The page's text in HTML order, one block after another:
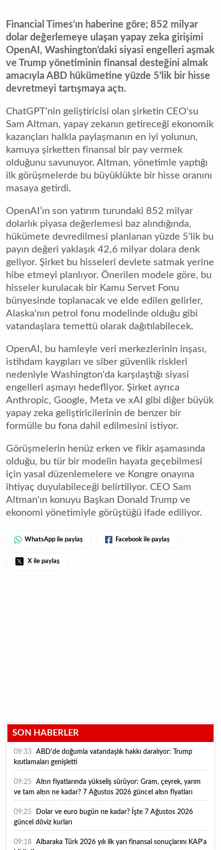
Financial Times'ın haberine göre; 852 milyar
dolar değerlemeye ulaşan yapay zeka girişimi
OpenAI, Washington'daki siyasi engelleri aşmak
ve Trump yönetiminin finansal desteğini almak
amacıyla ABD hükümetine yüzde 5'lik bir hisse
devretmeyi tartışmaya açtı.
ChatGPT'nin geliştiricisi olan şirketin CEO'su
Sam Altman, yapay zekanın getireceği ekonomik
kazançları halkla paylaşmanın en iyi yolunun,
kamuya şirketten finansal bir pay vermek
olduğunu savunuyor. Altman, yönetimle yaptığı
ilk görüşmelerde bu büyüklükte bir hisse oranını
masaya getirdi.
OpenAI’ın son yatırım turundaki 852 milyar
dolarlık piyasa değerlemesi baz alındığında,
hükümete devredilmesi planlanan yüzde 5'lik bu
payın değeri yaklaşık 42,6 milyar dolara denk
geliyor. Şirket bu hisseleri devlete satmak yerine
hibe etmeyi planlıyor. Önerilen modele göre, bu
hisseler kurulacak bir Kamu Servet Fonu
bünyesinde toplanacak ve elde edilen gelirler,
Alaska'nın petrol fonu modelinde olduğu gibi
vatandaşlara temettü olarak dağıtılabilecek.
OpenAI, bu hamleyle veri merkezlerinin inşası,
istihdam kaygıları ve siber güvenlik riskleri
nedeniyle Washington'da karşılaştığı siyasi
engelleri aşmayı hedefliyor. Şirket ayrıca
Anthropic, Google, Meta ve xAI gibi diğer büyük
yapay zeka geliştiricilerinin de benzer bir
formülle bu fona dahil edilmesini istiyor.
Görüşmelerin henüz erken ve fikir aşamasında
olduğu, bu tür bir modelin hayata geçebilmesi
için yasal düzenlemelere ve Kongre onayına
ihtiyaç duyulabileceği belirtiliyor. CEO Sam
Altman'ın konuyu Başkan Donald Trump ve
ekonomi yönetimiyle görüştüğü ifade ediliyor.
WhatsApp ile paylaş Facebook ile paylaş
X ile paylaş
SON HABERLER
09:33
kısıtlamaları genişletti
09:25
ve tam altın ne kadar? 7 Ağustos 2026 güncel altın fiyatları
09:25
güncel döviz kurları
09:18